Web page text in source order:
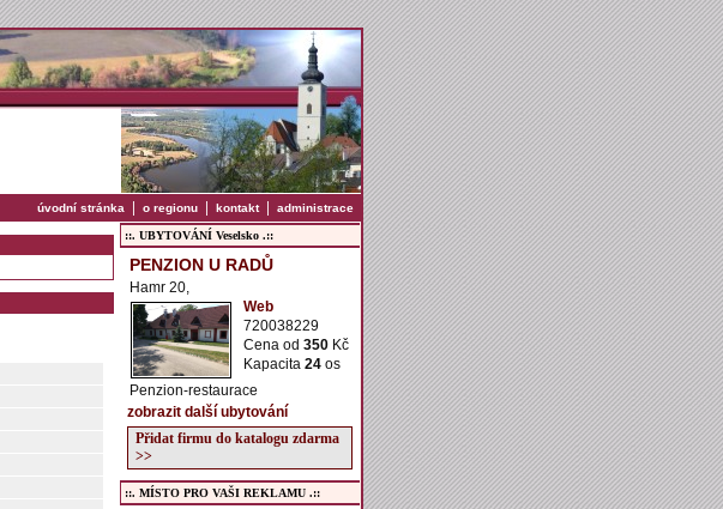
úvodní stránka | o regionu | kontakt| administrace
::. UBYTOVÁNÍ Veselsko .::
PENZION U RADŮ
Hamr 20,
Web
720038229
Cena od 350 Kč
Kapacita 24 os
Penzion-restaurace
zobrazit další ubytování
Přidat firmu do katalogu zdarma
>>
::. MÍSTO PRO VAŠI REKLAMU .::